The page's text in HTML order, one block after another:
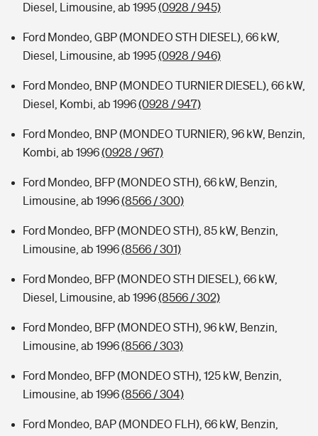
Diesel, Limousine, ab 1995(0928 / 945)
Ford Mondeo, GBP (MONDEO STH DIESEL), 66 kW,
Diesel, Limousine, ab 1995(0928 / 946)
Ford Mondeo, BNP (MONDEO TURNIER DIESEL), 66 kW,
Diesel, Kombi, ab 1996(0928 / 947)
Ford Mondeo, BNP (MONDEO TURNIER), 96 kW, Benzin,
Kombi, ab 1996(0928 / 967)
Ford Mondeo, BFP (MONDEO STH), 66 kW, Benzin,
Limousine, ab 1996(8566 / 300)
Ford Mondeo, BFP (MONDEO STH), 85 kW, Benzin,
Limousine, ab 1996(8566 / 301)
Ford Mondeo, BFP (MONDEO STH DIESEL), 66 kW,
Diesel, Limousine, ab 1996(8566 / 302)
Ford Mondeo, BFP (MONDEO STH), 96 kW, Benzin,
Limousine, ab 1996(8566 / 303)
Ford Mondeo, BFP (MONDEO STH), 125 kW, Benzin,
Limousine, ab 1996(8566 / 304)
Ford Mondeo, BAP (MONDEO FLH), 66 kW, Benzin,